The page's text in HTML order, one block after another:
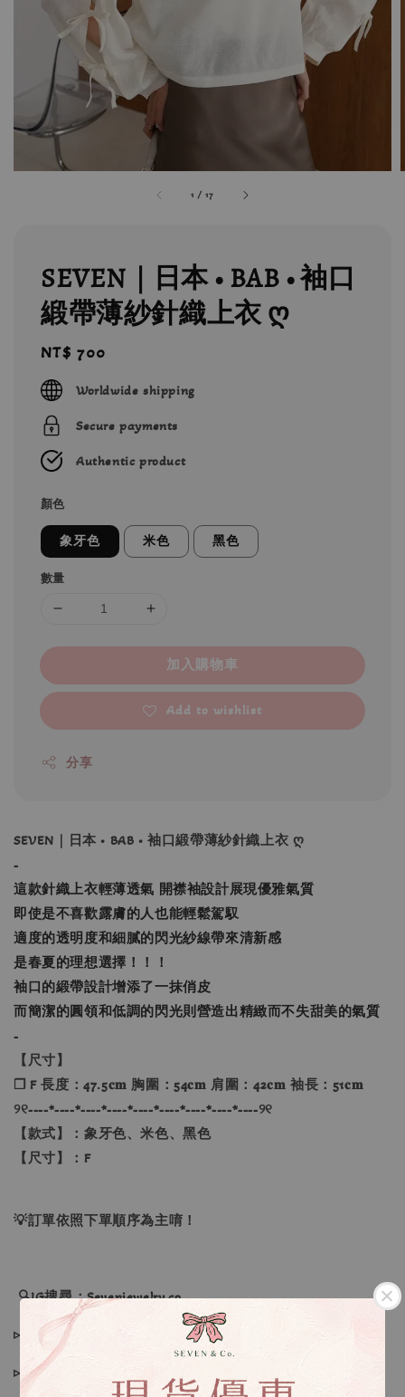
1 /17
SEVEN｜日本 • BAB • 袖口
緞帶薄紗針織上衣 ღ
Regular
price
NT$ 700
Worldwide shipping
Secure payments
Authentic product
顏色
象牙色 米色 黑色
數量
加入購物車
Add to wishlist
分享
SEVEN｜日本 • BAB • 袖口緞帶薄紗針織上衣 ღ
-
這款針織上衣輕薄透氣 開襟袖設計展現優雅氣質
即使是不喜歡露膚的人也能輕鬆駕馭
適度的透明度和細膩的閃光紗線帶來清新感
是春夏的理想選擇！！！
袖口的緞帶設計增添了一抹俏皮
而簡潔的圓領和低調的閃光則營造出精緻而不失甜美的氣質
-
【尺寸】
❐ F 長度：47.5𝐜𝐦 胸圍：54𝐜𝐦 肩圍：42𝐜𝐦 袖長：51𝐜𝐦
୨୧----*----*----*----*----*----*----*----*----୨୧
【款式】：象牙色、米色、黑色
【尺寸】：F
💡訂單依照下單順序為主唷！
🔍IG搜尋：Sevenjewelry.co
▹現貨商品１～３日內寄出
▹預購商品７～２１日（不含假日）寄出，如遇缺貨請見諒！